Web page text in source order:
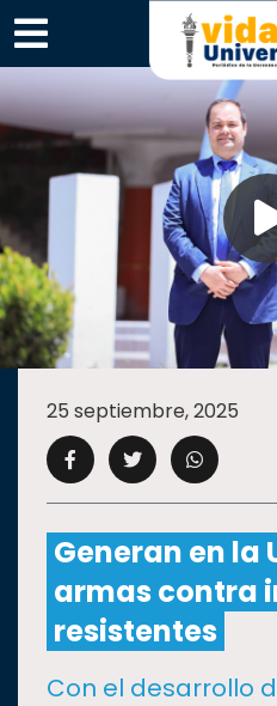
×
SECCIONES
ACADEMIA
CAMPUS UANL
CULTURA
DEPORTES
25 septiembre, 2025
Generan en la
armas contra
resistentes
Con el desarrollo